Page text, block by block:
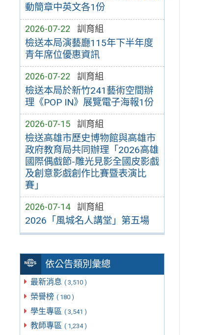
動簡章中英文各1份
2026-07-22 訓育組
檢送本局演藝廳115年下半年度
青年席位優惠資訊
2026-07-22 訓育組
檢送本局於新竹241藝術空間辦
理《POP IN》展覽電子海報1份
2026-07-15 訓育組
檢送高雄市歷史博物館與高雄市
政府教育局共同辦理「2026高雄
國際偶戲節-雕光見影全國皮影戲
及創意影戲創作比賽暨表演比
賽」
2026-07-14 訓育組
2026「風城名人講堂」第五場
依公告類別彙總
最新消息 ( 3,510 )
榮譽榜 ( 180 )
學生專區 ( 3,541 )
教師專區 ( 1,234 )